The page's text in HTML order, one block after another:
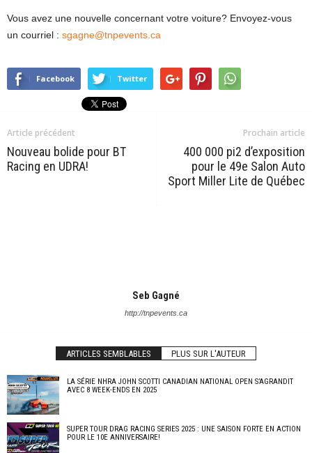
Vous avez une nouvelle concernant votre voiture? Envoyez-vous
un courriel : sgagne@tnpevents.ca
Facebook Twitter
Article précédent
Nouveau bolide pour BT
Racing en UDRA!
Prochain article
400 000 pi2 d’exposition
pour le 49e Salon Auto
Sport Miller Lite de Québec
Seb Gagné
http://tnpevents.ca
ARTICLES SEMBLABLES PLUS SUR L'AUTEUR
LA SÉRIE NHRA JOHN SCOTTI CANADIAN NATIONAL OPEN S’AGRANDIT
AVEC 8 WEEK-ENDS EN 2025
SUPER TOUR DRAG RACING SERIES 2025 : UNE SAISON FORTE EN ACTION
POUR LE 10E ANNIVERSAIRE!